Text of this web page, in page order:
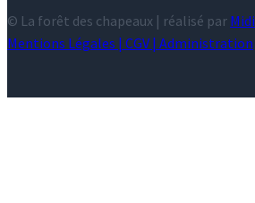
© La forêt des chapeaux | réalisé par
Mentions Légales | CGV | Administration